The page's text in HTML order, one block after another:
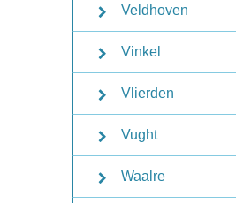
Veldhoven
Vinkel
Vlierden
Vught
Waalre